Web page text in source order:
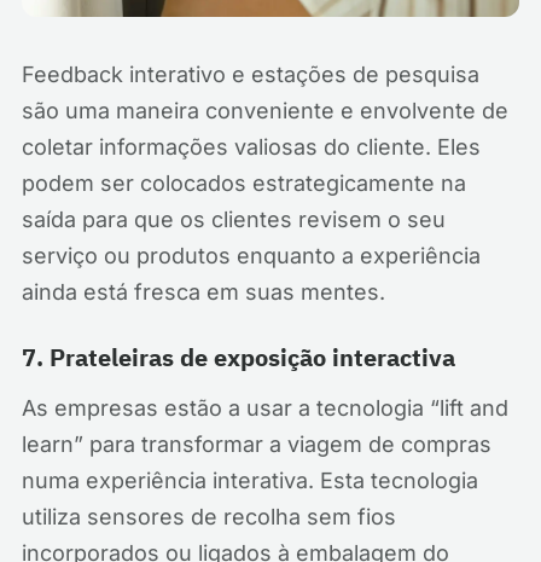
Feedback interativo e estações de pesquisa
são uma maneira conveniente e envolvente de
coletar informações valiosas do cliente. Eles
podem ser colocados estrategicamente na
saída para que os clientes revisem o seu
serviço ou produtos enquanto a experiência
ainda está fresca em suas mentes.
7. Prateleiras de exposição interactiva
As empresas estão a usar a tecnologia “lift and
learn” para transformar a viagem de compras
numa experiência interativa. Esta tecnologia
utiliza sensores de recolha sem fios
incorporados ou ligados à embalagem do